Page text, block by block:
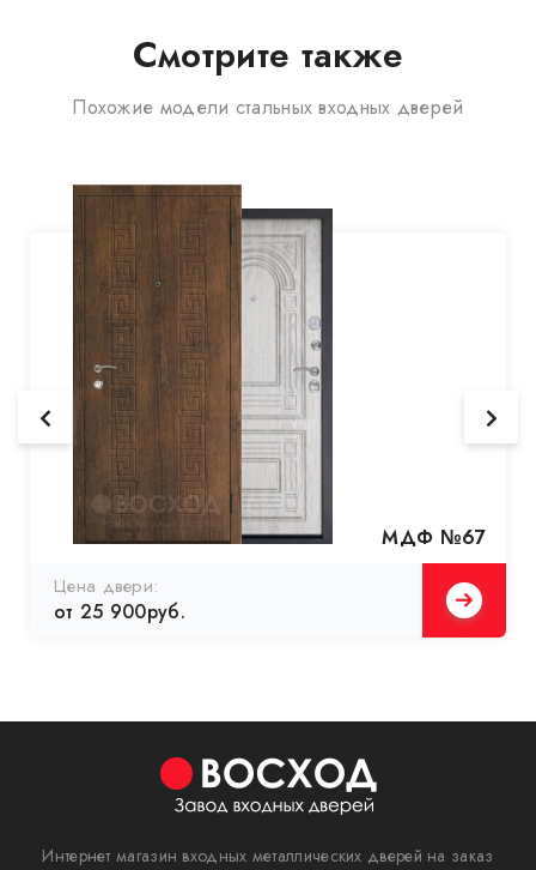
Смотрите также
Похожие модели стальных входных дверей
МДФ №67
Цена двери:
от 25 900руб.
Интернет магазин входных металлических дверей на заказ